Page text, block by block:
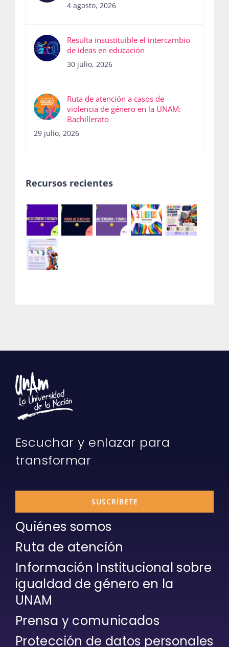
4 agosto, 2026
Resulta insustituible el intercambio
de ideas en educación
30 julio, 2026
Ruta de atención a casos de
violencia de género en la UNAM:
Bachillerato
29 julio, 2026
Recursos recientes
Escuchar y enlazar para
transformar
SUSCRÍBETE
Quiénes somos
Ruta de atención
Información Institucional sobre
igualdad de género en la
UNAM
Prensa y comunicados
Protección de datos personales